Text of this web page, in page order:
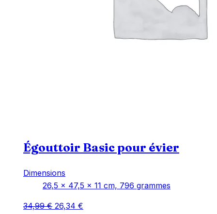
Égouttoir Basic pour évier
Dimensions
‎26,5 x 47,5 x 11 cm, 796 grammes
34,99€ Le
26,34 €